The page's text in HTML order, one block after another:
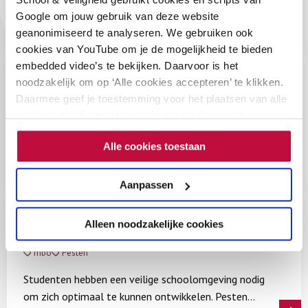
Google om jouw gebruik van deze website
geanonimiseerd te analyseren. We gebruiken ook
cookies van YouTube om je de mogelijkheid te bieden
embedded video’s te bekijken. Daarvoor is het
noodzakelijk om op ‘Alle cookies accepteren’ te klikken.
Daarmee geef je toestemming voor het plaatsen van alle
cookieverklaring. Als je niet alle cookies accepteert, dan
kun je geen video's bekijken.Alle cookies toestaan
Aanpassen
Alleen noodzakelijke cookies
In een sociaal veilige school doet iedereen mee en
heeft iedereen het gevoel erbij te horen. Discriminatie
staat hier haaks op. Toch komt discriminatie helaas
voor. Iedereen heeft vooroordelen en iedereen
discrimineert. Mensen worden buitengesloten omdat
ze worden gezien als anders.
Lees meer
Discriminatie
vo Discriminatie
In een sociaal veilige school doet iedereen mee en
heeft iedereen het gevoel erbij te horen. Discriminatie
staat hier haaks op. Toch komt discriminatie helaas
voor. Iedereen heeft vooroordelen en iedereen
discrimineert. Mensen worden buitengesloten omdat
ze worden gezien als anders.
mbo Pesten
Studenten hebben een veilige schoolomgeving nodig
om zich optimaal te kunnen ontwikkelen. Pesten